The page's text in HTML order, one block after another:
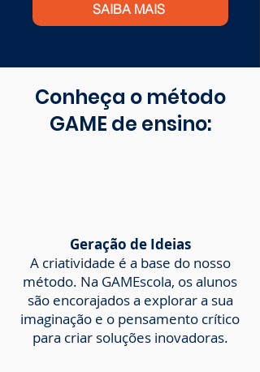
SAIBA MAIS
Conheça o método
GAME de ensino:
Geração de Ideias
A criatividade é a base do nosso
método. Na GAMEscola, os alunos
são encorajados a explorar a sua
imaginação e o pensamento crítico
para criar soluções inovadoras.